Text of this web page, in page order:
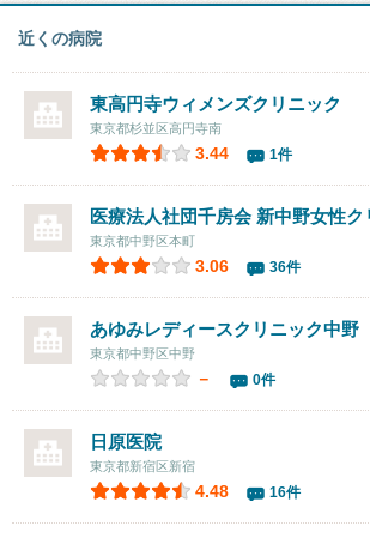
近くの病院
東高円寺ウィメンズクリニック
東京都杉並区高円寺南
3.44 1件
医療法人社団千房会 新中野女性ク
東京都中野区本町
3.06 36件
あゆみレディースクリニック中野
東京都中野区中野
－ 0件
日原医院
東京都新宿区新宿
4.48 16件